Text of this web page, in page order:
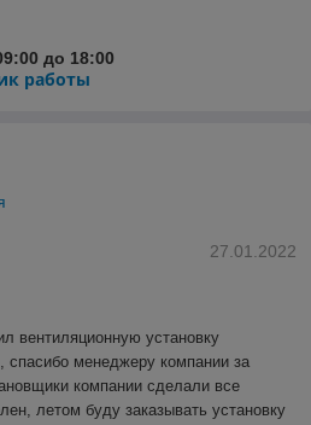
до 18:00
работы
27.01.2022
вентиляционную установку
спасибо менеджеру компании за
компании сделали все
летом буду заказывать установку